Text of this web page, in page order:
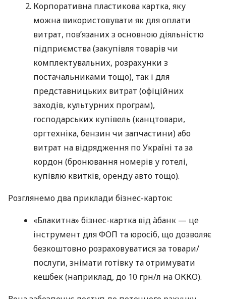
Корпоративна пластикова картка, яку
можна використовувати як для оплати
витрат, пов’язаних з основною діяльністю
підприємства (закупівля товарів чи
комплектувальних, розрахунки з
постачальниками тощо), так і для
представницьких витрат (офіційних
заходів, культурних програм),
господарських купівель (канцтовари,
оргтехніка, бензин чи запчастини) або
витрат на відрядження по Україні та за
кордон (бронювання номерів у готелі,
купівлю квитків, оренду авто тощо).
Розглянемо два приклади бізнес-карток:
«Блакитна» бізнес-картка від àбанк — це
інструмент для ФОП та юросіб, що дозволяє
безкоштовно розраховуватися за товари/
послуги, знімати готівку та отримувати
кешбек (наприклад, до 10 грн/л на ОККО).